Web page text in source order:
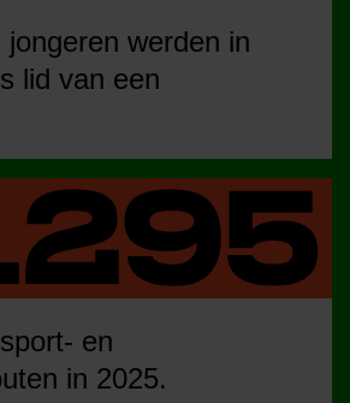
jongeren werden in
lid van een
en
in 2025.